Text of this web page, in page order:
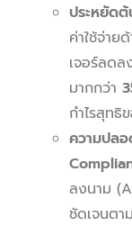
ประหยัด
ค่าใช้จ่าย
เจอร์ลดล
มากกว่า
กำไรสุท
ความปล
ลงนาม
ชัดเจนต